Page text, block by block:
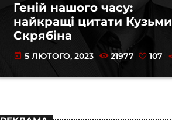
Геній нашого часу:
найкращі цитати Кузьми
Скрябіна
today 5 ЛЮТОГО, 2023 21977 107